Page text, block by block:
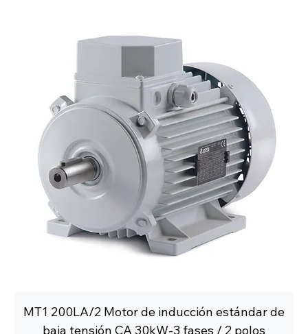
MT1 200LA/2 Motor de inducción estándar de
baja tensión CA 30kW-3 fases / 2 polos